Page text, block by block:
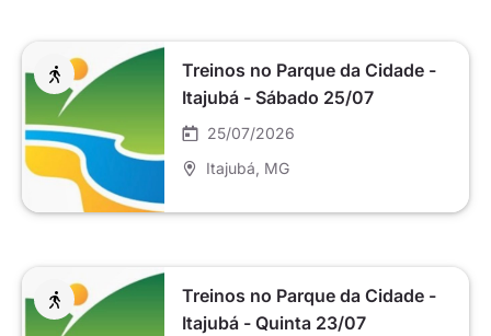
Treinos no Parque da Cidade -
Itajubá - Sábado 25/07
25/07/2026
Itajubá , MG
Treinos no Parque da Cidade -
Itajubá - Quinta 23/07